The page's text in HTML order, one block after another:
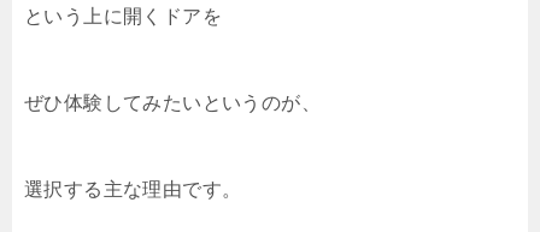
という上に開くドアを
ぜひ体験してみたいというのが、
選択する主な理由です。